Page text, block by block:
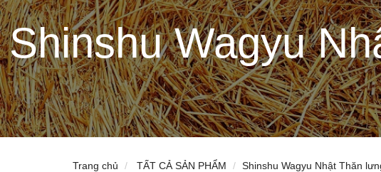
Shinshu Wagyu
Trang chủ TẤT CẢ SẢN PHẨM Shinshu Wagyu Nhật Thăn